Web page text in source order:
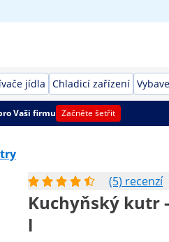
jídla Chladicí zařízení
Vaši firmu Začněte šetřit
(5) recenzí
Kuchyňský kutr
l